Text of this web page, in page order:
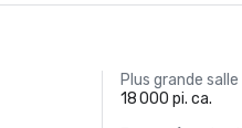
Plus grande salle
18 000 pi. ca.